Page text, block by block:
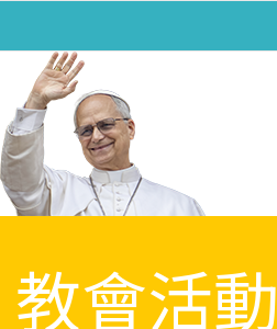
教會活動